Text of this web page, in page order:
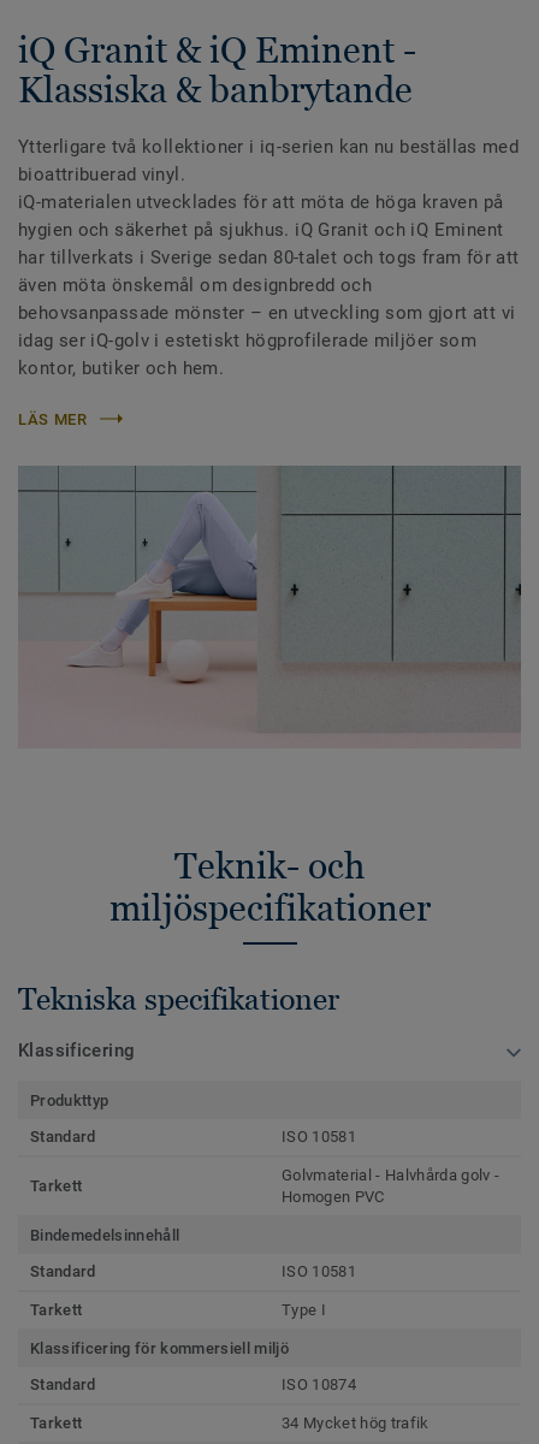
iQ Granit & iQ Eminent -
Klassiska & banbrytande
Ytterligare två kollektioner i iq-serien kan nu beställas med
bioattribuerad vinyl.
iQ-materialen utvecklades för att möta de höga kraven på
hygien och säkerhet på sjukhus. iQ Granit och iQ Eminent
har tillverkats i Sverige sedan 80-talet och togs fram för att
även möta önskemål om designbredd och
behovsanpassade mönster – en utveckling som gjort att vi
idag ser iQ-golv i estetiskt högprofilerade miljöer som
kontor, butiker och hem.
LÄS MER
Teknik- och
miljöspecifikationer
Tekniska specifikationer
Klassificering
Produkttyp
Standard
ISO 10581
Tarkett
Golvmaterial - Halvhårda golv -
Homogen PVC
Bindemedelsinnehåll
Standard
ISO 10581
Tarkett Type I
Klassificering för kommersiell miljö
Standard
ISO 10874
Tarkett 34 Mycket hög trafik